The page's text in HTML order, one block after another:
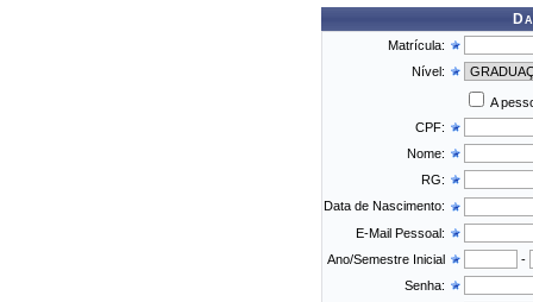
Matrícula:
Nível:
A
CPF:
Nome:
RG:
Data de Nascimento:
E-Mail Pessoal:
Ano/Semestre Inicial
-
Senha: